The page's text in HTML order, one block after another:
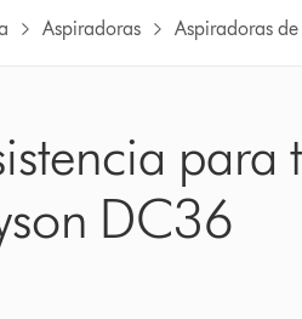
Aspiradoras Aspiradoras
para
DC36